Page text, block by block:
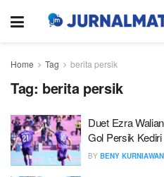
Home Tag berita persik
Tag: berita persik
Duet Ezra
Gol Persik Kediri
BY BENY KURNIAWAN